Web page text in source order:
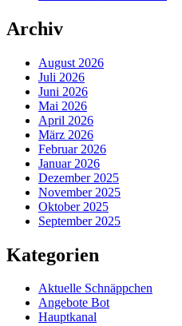
Archiv
August 2026
Juli 2026
Juni 2026
Mai 2026
April 2026
März 2026
Februar 2026
Januar 2026
Dezember 2025
November 2025
Oktober 2025
September 2025
Kategorien
Aktuelle Schnäppchen
Angebote Bot
Hauptkanal